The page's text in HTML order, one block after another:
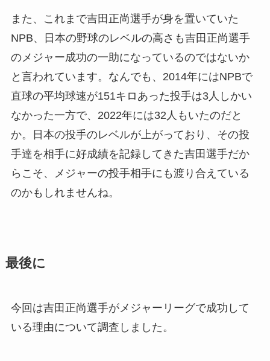
また、これまで吉田正尚選手が身を置いていた
NPB、日本の野球のレベルの高さも吉田正尚選手
のメジャー成功の一助になっているのではないか
と言われています。なんでも、2014年にはNPBで
直球の平均球速が151キロあった投手は3人しかい
なかった一方で、2022年には32人もいたのだと
か。日本の投手のレベルが上がっており、その投
手達を相手に好成績を記録してきた吉田選手だか
らこそ、メジャーの投手相手にも渡り合えている
のかもしれませんね。
最後に
今回は吉田正尚選手がメジャーリーグで成功して
いる理由について調査しました。